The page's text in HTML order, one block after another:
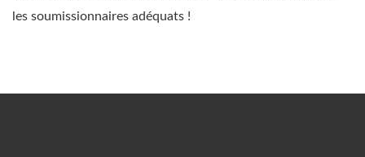
les soumissionnaires adéquats !